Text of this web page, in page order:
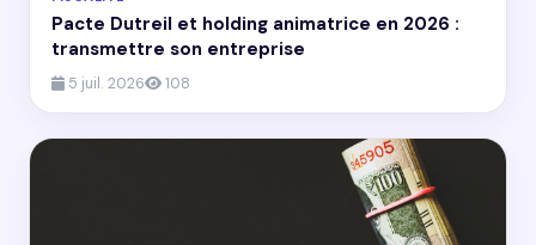
Pacte Dutreil et holding animatrice en 2026 :
transmettre son entreprise
5 juil. 2026 108